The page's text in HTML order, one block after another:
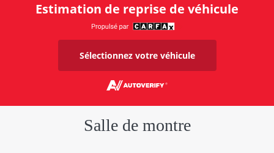
Estimation de reprise de véhicule
Sélectionnez votre véhicule
Salle de montre